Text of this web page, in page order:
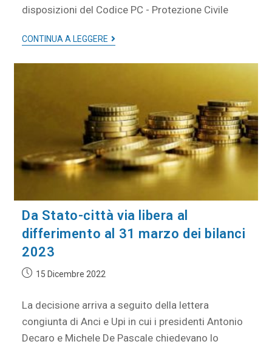
disposizioni del Codice PC - Protezione Civile
CONTINUA A LEGGERE
Da Stato-città via libera al
differimento al 31 marzo dei bilanci
2023
15 Dicembre 2022
La decisione arriva a seguito della lettera
congiunta di Anci e Upi in cui i presidenti Antonio
Decaro e Michele De Pascale chiedevano lo